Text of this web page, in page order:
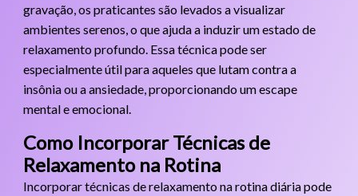
gravação, os praticantes são levados a visualizar
ambientes serenos, o que ajuda a induzir um estado de
relaxamento profundo. Essa técnica pode ser
especialmente útil para aqueles que lutam contra a
insônia ou a ansiedade, proporcionando um escape
mental e emocional.
Como Incorporar Técnicas de
Relaxamento na Rotina
Incorporar técnicas de relaxamento na rotina diária pode